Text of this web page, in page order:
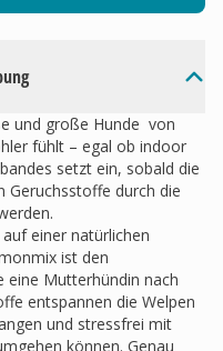
und große Hunde von
fühlt – egal ob indoor
setzt ein, sobald die
Geruchsstoffe durch die
einer natürlichen
ist den
eine Mutterhündin nach
entspannen die Welpen
und stressfrei mit
können. Genau